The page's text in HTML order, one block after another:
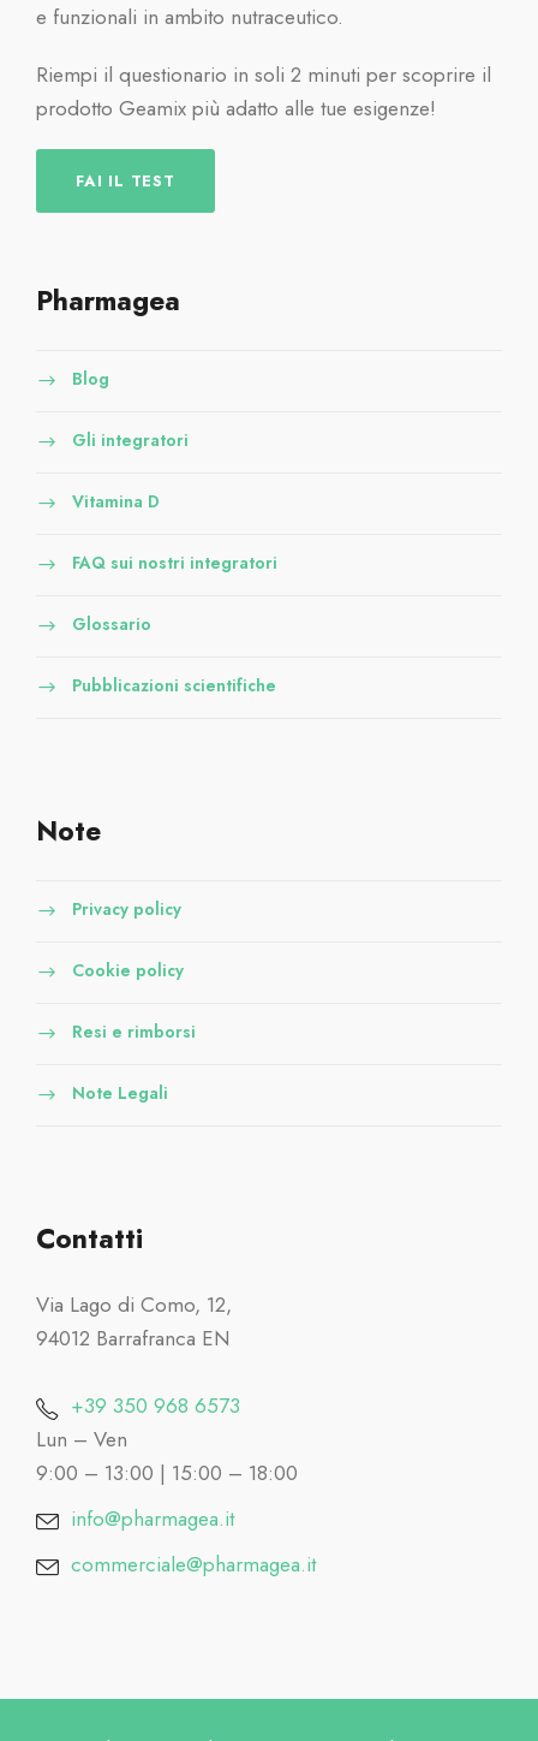
e funzionali in ambito nutraceutico.
Riempi il questionario in soli 2 minuti per scoprire il
prodotto Geamix più adatto alle tue esigenze!
FAI IL TEST
Pharmagea
Blog
Gli integratori
Vitamina D
FAQ sui nostri integratori
Glossario
Pubblicazioni scientifiche
Note
Privacy policy
Cookie policy
Resi e rimborsi
Note Legali
Contatti
Via Lago di Como, 12,
94012 Barrafranca EN
+39 350 968 6573
Lun – Ven
9:00 – 13:00 | 15:00 – 18:00
info@pharmagea.it
commerciale@pharmagea.it